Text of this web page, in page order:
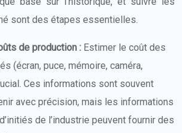
sont des étapes essentielles.
de production : Estimer le coût des
(écran, puce, mémoire, caméra,
Ces informations sont souvent
avec précision, mais les informations
de l’industrie peuvent fournir des